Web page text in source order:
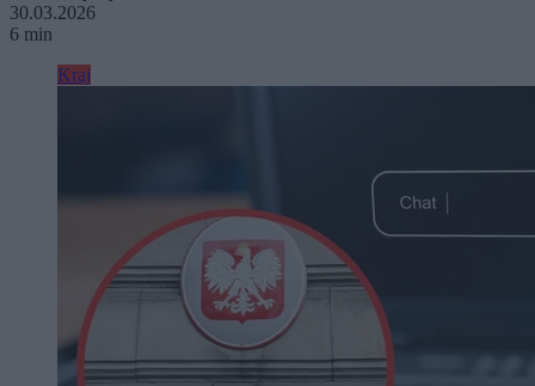
30.03.2026
6 min
Kraj